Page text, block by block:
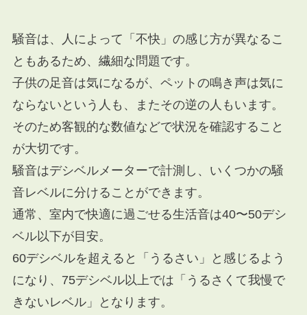
騒音は、人によって「不快」の感じ方が異なるこ
ともあるため、繊細な問題です。
子供の足音は気になるが、ペットの鳴き声は気に
ならないという人も、またその逆の人もいます。
そのため客観的な数値などで状況を確認すること
が大切です。
騒音はデシベルメーターで計測し、いくつかの騒
音レベルに分けることができます。
通常、室内で快適に過ごせる生活音は40〜50デシ
ベル以下が目安。
60デシベルを超えると「うるさい」と感じるよう
になり、75デシベル以上では「うるさくて我慢で
きないレベル」となります。